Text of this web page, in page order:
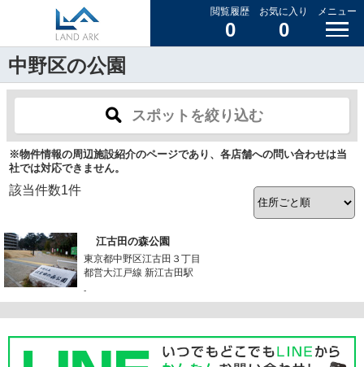
閲覧履歴
0
お気に入り
0
メニュー
中野区の公園
スポットを絞り込む
※物件情報の周辺施設紹介のページであり、各店舗への問い合わせは当
社では対応できません。
該当件数1件
江古田の森公園
東京都中野区江古田３丁目
都営大江戸線 新江古田駅
-